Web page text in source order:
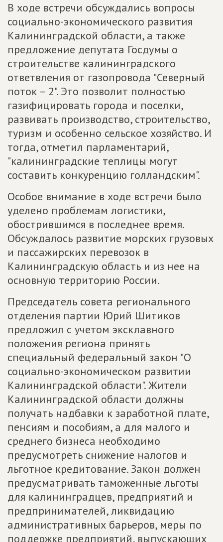
В ходе встречи обсуждались вопросы
социально-экономического развития
Калининградской области, а также
предложение депутата Госдумы о
строительстве калининградского
ответвления от газопровода "Северный
поток – 2". Это позволит полностью
газифицировать города и поселки,
развивать производство, строительство,
туризм и особенно сельское хозяйство. И
тогда, отметил парламентарий,
"калининградские теплицы могут
составить конкуренцию голландским".
Особое внимание в ходе встречи было
уделено проблемам логистики,
обострившимся в последнее время.
Обсуждалось развитие морских грузовых
и пассажирских перевозок в
Калининградскую область и из нее на
основную территорию России.
Председатель совета регионального
отделения партии Юрий Шитиков
предложил с учетом эксклавного
положения региона принять
специальный федеральный закон "О
социально-экономическом развитии
Калининградской области". Жители
Калининградской области должны
получать надбавки к заработной плате,
пенсиям и пособиям, а для малого и
среднего бизнеса необходимо
предусмотреть снижение налогов и
льготное кредитование. Закон должен
предусматривать таможенные льготы
для калининградцев, предприятий и
предпринимателей, ликвидацию
административных барьеров, меры по
поддержке предприятий, выпускающих